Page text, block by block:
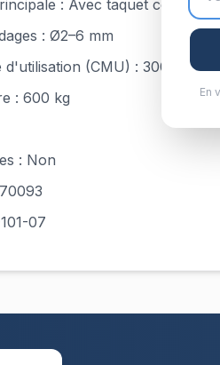
: Avec taquet coinceur
: Ø2–6 mm
(CMU) : 300 kg
: 600 kg
: Non
07
En